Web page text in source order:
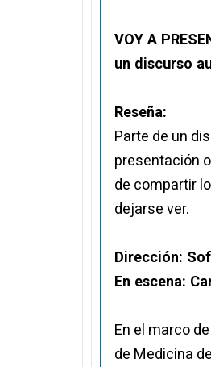
VOY A
un discurso
Reseña:
Parte de un
presentación
de compartir
dejarse ver.
Dirección:
En escena:
En el marco
de Medicina